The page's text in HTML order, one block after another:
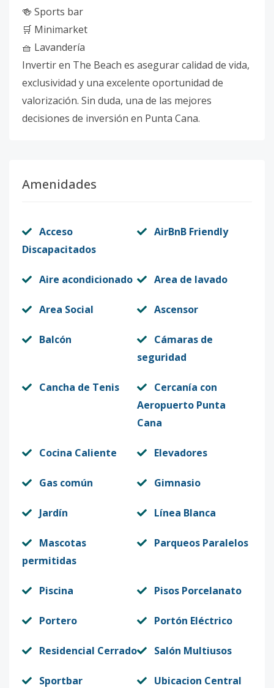
🍻 Sports bar
🛒 Minimarket
🧺 Lavandería
Invertir en The Beach es asegurar calidad de vida,
exclusividad y una excelente oportunidad de
valorización. Sin duda, una de las mejores
decisiones de inversión en Punta Cana.
Amenidades
Acceso
Discapacitados
AirBnB Friendly
Aire acondicionado Area de lavado
Area Social Ascensor
Balcón
Cámaras de
seguridad
Cancha de Tenis
Cercanía con
Aeropuerto Punta
Cana
Cocina Caliente Elevadores
Gas común Gimnasio
Jardín Línea Blanca
Mascotas
permitidas
Parqueos Paralelos
Piscina Pisos Porcelanato
Portero Portón Eléctrico
Residencial Cerrado Salón Multiusos
Sportbar Ubicacion Central